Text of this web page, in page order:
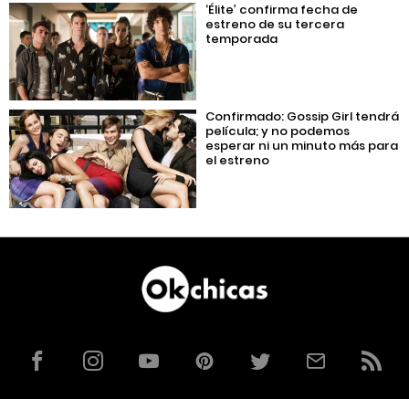
‘Élite’ confirma fecha de
estreno de su tercera
temporada
Confirmado: Gossip Girl tendrá
película; y no podemos
esperar ni un minuto más para
el estreno
FacebookInstagramYouTubePinterestTwitterCorreoRSS